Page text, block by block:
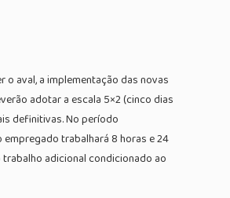
o aval, a implementação das novas
adotar a escala 5×2 (cinco dias
definitivas. No período
trabalhará 8 horas e 24
adicional condicionado ao